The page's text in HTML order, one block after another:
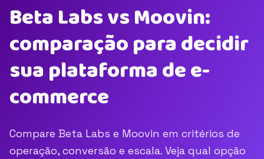
Beta Labs vs Moovin:
comparação para decidir
sua plataforma de e-
commerce
Compare Beta Labs e Moovin em critérios de
operação, conversão e escala. Veja qual opção